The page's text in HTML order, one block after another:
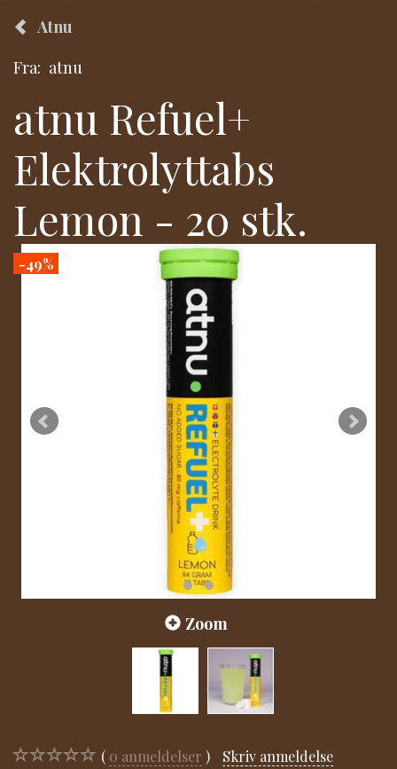
Atnu
Fra: atnu
atnu Refuel+
Elektrolyttabs
Lemon - 20 stk.
-49%
Zoom
0 anmeldelser Skriv anmeldelse